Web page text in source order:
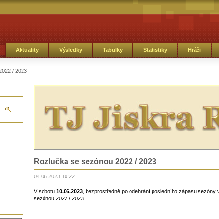
Aktuality Výsledky Tabulky Statistiky Hráči
/ 2023
Rozlučka se sezónou 2022 / 2023
04.06.2023 10:22
V sobotu 10.06.2023, bezprostředně po odehrání posledního zápasu sezóny
sezónou 2022 / 2023.